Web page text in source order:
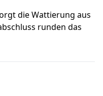
die Wattierung aus
runden das